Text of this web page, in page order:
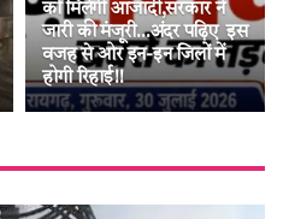
को मिलेगी आजादी,सरकार ने
जारी की मंजूरी…अंदर पढ़िए इस
वजह से ओर इन-इन जिलों में
होगी रिहाई!!